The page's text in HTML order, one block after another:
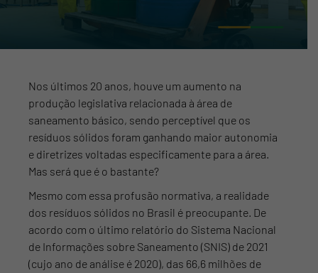
Nos últimos 20 anos, houve um aumento na
produção legislativa relacionada à área de
saneamento básico, sendo perceptível que os
resíduos sólidos foram ganhando maior autonomia
e diretrizes voltadas especificamente para a área.
Mas será que é o bastante?
Mesmo com essa profusão normativa, a realidade
dos resíduos sólidos no Brasil é preocupante. De
acordo com o último relatório do Sistema Nacional
de Informações sobre Saneamento (SNIS) de 2021
(cujo ano de análise é 2020), das 66,6 milhões de